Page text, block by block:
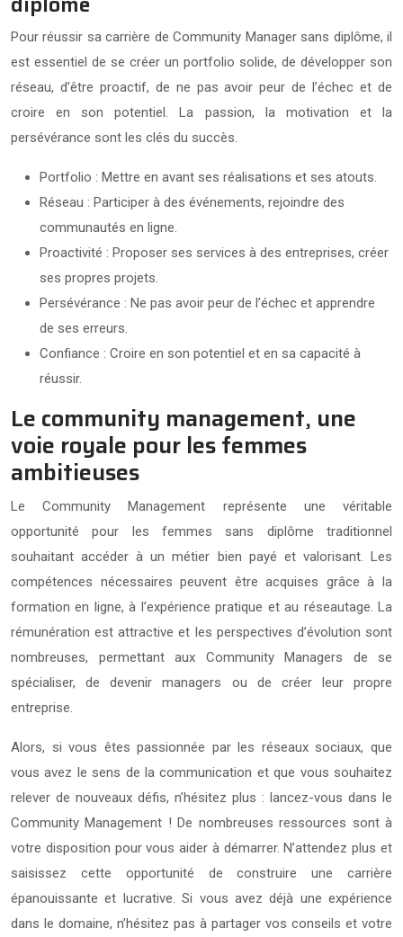
Pour réussir sa carrière de Community Manager sans diplôme, il
est essentiel de se créer un portfolio solide, de développer son
réseau, d’être proactif, de ne pas avoir peur de l’échec et de
croire en son potentiel. La passion, la motivation et la
persévérance sont les clés du succès.
Portfolio : Mettre en avant ses réalisations et ses atouts.
Réseau : Participer à des événements, rejoindre des
communautés en ligne.
Proactivité : Proposer ses services à des entreprises, créer
ses propres projets.
Persévérance : Ne pas avoir peur de l’échec et apprendre
de ses erreurs.
Confiance : Croire en son potentiel et en sa capacité à
réussir.
Le community management, une
voie royale pour les femmes
ambitieuses
Le Community Management représente une véritable
opportunité pour les femmes sans diplôme traditionnel
souhaitant accéder à un métier bien payé et valorisant. Les
compétences nécessaires peuvent être acquises grâce à la
formation en ligne, à l’expérience pratique et au réseautage. La
rémunération est attractive et les perspectives d’évolution sont
nombreuses, permettant aux Community Managers de se
spécialiser, de devenir managers ou de créer leur propre
entreprise.
Alors, si vous êtes passionnée par les réseaux sociaux, que
vous avez le sens de la communication et que vous souhaitez
relever de nouveaux défis, n’hésitez plus : lancez-vous dans le
Community Management ! De nombreuses ressources sont à
votre disposition pour vous aider à démarrer. N’attendez plus et
saisissez cette opportunité de construire une carrière
épanouissante et lucrative. Si vous avez déjà une expérience
dans le domaine, n’hésitez pas à partager vos conseils et votre